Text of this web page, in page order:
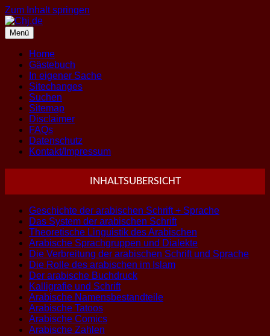
Zum Inhalt springen
Menü
Home
Gästebuch
In eigener Sache
Sitechanges
Suchen
Sitemap
Disclaimer
FAQs
Datenschutz
Kontakt/Impressum
INHALTSUBERSICHT
Geschichte der arabischen Schrift + Sprache
Das System der arabischen Schrift
Theoretische Linguistik des Arabischen
Arabische Sprachgruppen und Dialekte
Die Verbreitung der arabischen Schrift und Sprache
Die Rolle des arabischen im Islam
Der arabische Buchdruck
Kalligrafie und Schrift
Arabische Namensbestandteile
Arabische Tatoos
Arabische Comics
Arabische Zahlen